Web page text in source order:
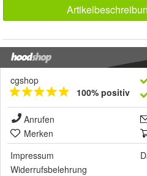
cgshop
100% positiv
Anrufen
Merken
Impressum
Widerrufsbelehrung